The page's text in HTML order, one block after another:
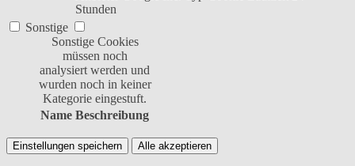
Stunden
Sonstige
Sonstige Cookies
müssen noch
analysiert werden und
wurden noch in keiner
Kategorie eingestuft.
Name Beschreibung
Einstellungen speichern Alle akzeptieren